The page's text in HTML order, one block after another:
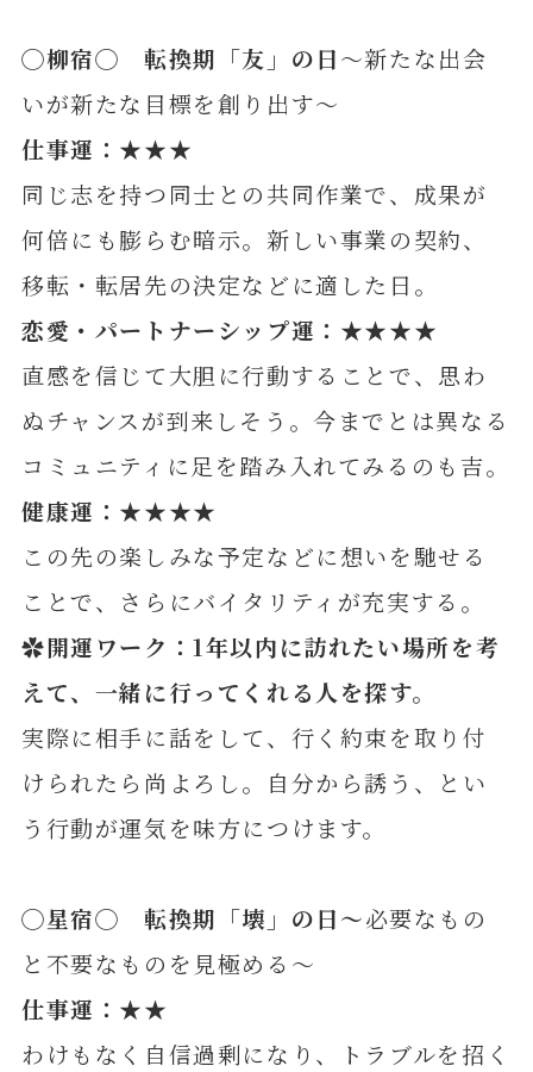
◯柳宿◯ 転換期「友」の日～新たな出会
いが新たな目標を創り出す～
仕事運：★★★
同じ志を持つ同士との共同作業で、成果が
何倍にも膨らむ暗示。新しい事業の契約、
移転・転居先の決定などに適した日。
恋愛・パートナーシップ運：★★★★
直感を信じて大胆に行動することで、思わ
ぬチャンスが到来しそう。今までとは異なる
コミュニティに足を踏み入れてみるのも吉。
健康運：★★★★
この先の楽しみな予定などに想いを馳せる
ことで、さらにバイタリティが充実する。
✿開運ワーク：1年以内に訪れたい場所を考
えて、一緒に行ってくれる人を探す。
実際に相手に話をして、行く約束を取り付
けられたら尚よろし。自分から誘う、とい
う行動が運気を味方につけます。
◯星宿◯ 転換期「壊」の日～必要なもの
と不要なものを見極める～
仕事運：★★
わけもなく自信過剰になり、トラブルを招く